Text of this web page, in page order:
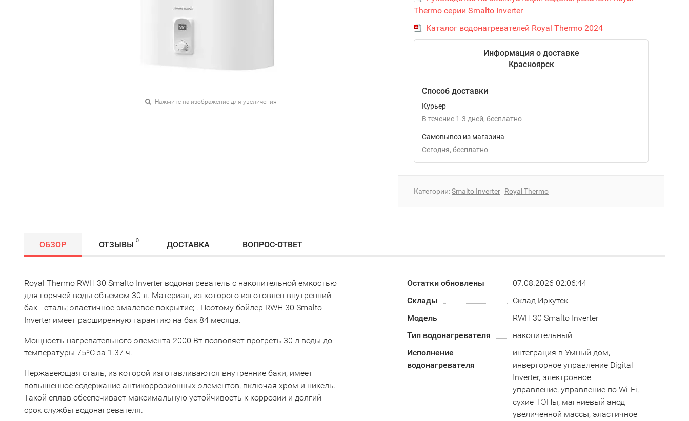
Нажмите на изображение для увеличения
Thermo серии Smalto Inverter
Каталог водонагревателей Royal Thermo 2024
Информация о доставке
Красноярск
Способ доставки
Курьер
В течение 1-3 дней Бесплатно
Самовывоз из магазина
Сегодня
Бесплатно
Категории:Smalto Inverter Royal Thermo
ОБЗОР ОТЗЫВЫ 0 ДОСТАВКА ВОПРОС-ОТВЕТ
Royal Thermo RWH 30 Smalto Inverter водонагреватель с накопительной емкостью
для горячей воды объемом 30 л. Материал, из которого изготовлен внутренний
бак - сталь; эластичное эмалевое покрытие; . Поэтому бойлер RWH 30 Smalto
Inverter имеет расширенную гарантию на бак 84 месяца.
Мощность нагревательного элемента 2000 Вт позволяет прогреть 30 л воды до
температуры 75ºС за 1.37 ч.
Нержавеющая сталь, из которой изготавливаются внутренние баки, имеет
повышенное содержание антикоррозионных элементов, включая хром и никель.
Такой сплав обеспечивает максимальную устойчивость к коррозии и долгий
срок службы водонагревателя.
Остатки обновлены
07.08.2026 02:06:44
Склады
Склад Иркутск
Модель
RWH 30 Smalto Inverter
Тип водонагревателя
накопительный
Исполнение
водонагревателя
интеграция в Умный дом,
инверторное управление Digital
Inverter, электронное
управление, управление по Wi-Fi,
сухие ТЭНы, магниевый анод
увеличенной массы, эластичное